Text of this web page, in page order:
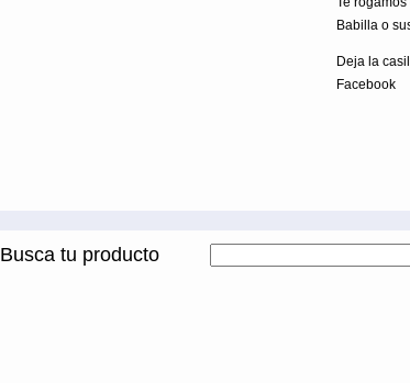
Babilla o
Deja la
Facebook
Busca tu producto